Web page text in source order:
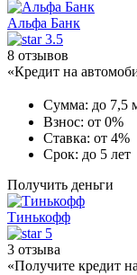
Альфа Банк
3.5
8 отзывов
«Кредит на
Сумма: до 7,5
Взнос: от 0%
Ставка: от 4%
Срок: до 5 лет
Получить деньги
Тинькофф
5
3 отзыва
«Получите кредит